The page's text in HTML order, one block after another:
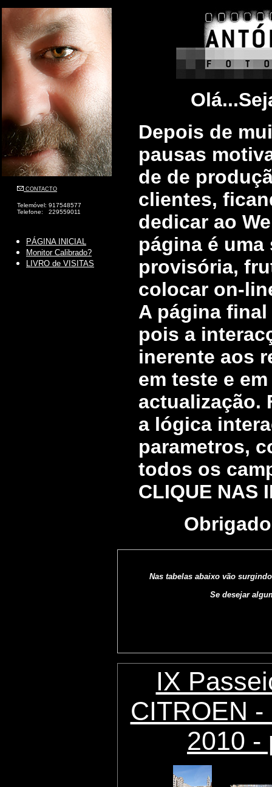
CONTACTO
Telemóvel: 917548577
Telefone: 229559011
PÁGINA INICIAL
Monitor Calibrado?
LIVRO de VISITAS
Depois de
pausas
de de
clientes,
dedicar ao
página é
provisória,
colocar on-
A página
pois a
inerente aos
em teste e
actualização.
a lógica
parametros,
todos os
CLIQUE NAS
Nas tabelas abaixo vão
Se desejar
IX
CITROEN -
2010 -